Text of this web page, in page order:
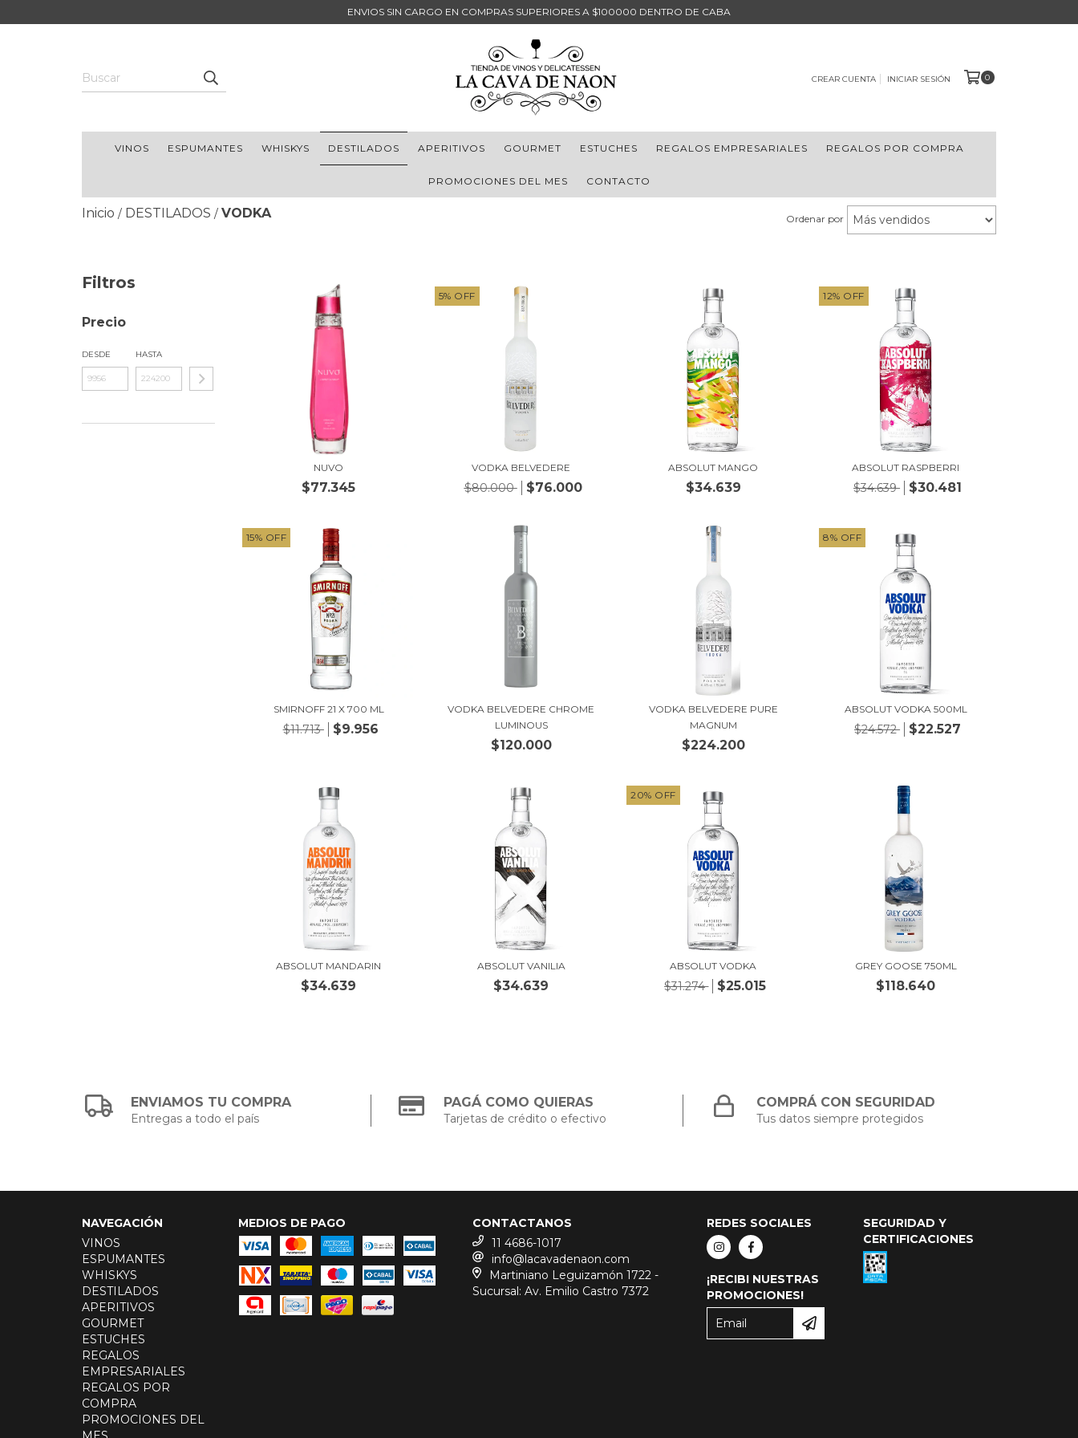
ENVIOS SIN CARGO EN COMPRAS SUPERIORES A $100000 DENTRO DE CABA
CREAR CUENTA INICIAR SESIÓN 0
VINOS ESPUMANTES WHISKYS DESTILADOS APERITIVOS GOURMET ESTUCHES REGALOS EMPRESARIALES REGALOS POR COMPRA
PROMOCIONES DEL MES CONTACTO
Inicio / DESTILADOS / VODKA Ordenar por
Filtros
Precio
DESDE HASTA
NUVO
$77.345
5% OFF
VODKA BELVEDERE
$80.000 $76.000
ABSOLUT MANGO
$34.639
12% OFF
ABSOLUT RASPBERRI
$34.639 $30.481
15% OFF
SMIRNOFF 21 X 700 ML
$11.713 $9.956
VODKA BELVEDERE CHROME
LUMINOUS
$120.000
VODKA BELVEDERE PURE
MAGNUM
$224.200
8% OFF
ABSOLUT VODKA 500ML
$24.572 $22.527
ABSOLUT MANDARIN
$34.639
ABSOLUT VANILIA
$34.639
20% OFF
ABSOLUT VODKA
$31.274 $25.015
GREY GOOSE 750ML
$118.640
ENVIAMOS TU COMPRA
Entregas a todo el país
PAGÁ COMO QUIERAS
Tarjetas de crédito o efectivo
COMPRÁ CON SEGURIDAD
Tus datos siempre protegidos
NAVEGACIÓN
VINOS
ESPUMANTES
WHISKYS
DESTILADOS
APERITIVOS
GOURMET
ESTUCHES
REGALOS
EMPRESARIALES
REGALOS POR
COMPRA
PROMOCIONES DEL
MEDIOS DE PAGO
CONTACTANOS
11 4686-1017
info@lacavadenaon.com
Martiniano Leguizamón 1722 -
Sucursal: Av. Emilio Castro 7372
REDES SOCIALES
¡RECIBI NUESTRAS
PROMOCIONES!
SEGURIDAD Y
CERTIFICACIONES